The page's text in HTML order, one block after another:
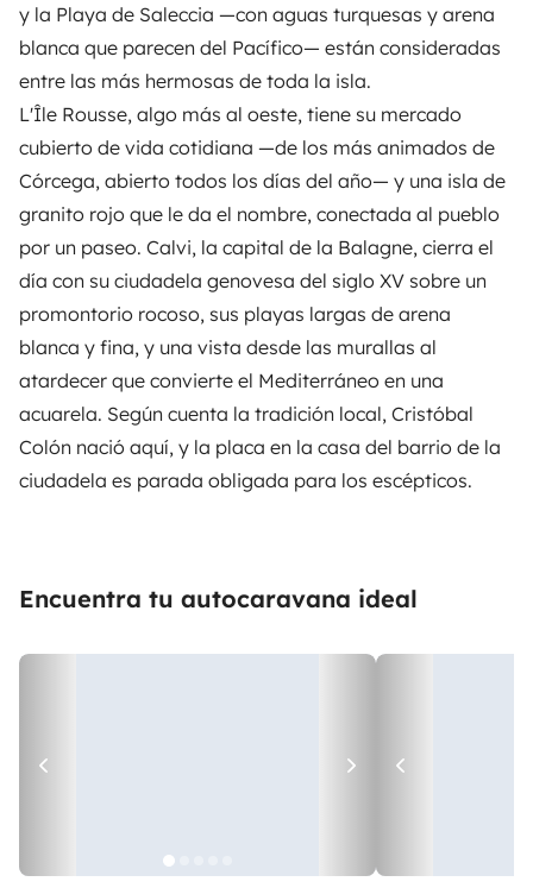
y la Playa de Saleccia —con aguas turquesas y arena
blanca que parecen del Pacífico— están consideradas
entre las más hermosas de toda la isla.
L'Île Rousse, algo más al oeste, tiene su mercado
cubierto de vida cotidiana —de los más animados de
Córcega, abierto todos los días del año— y una isla de
granito rojo que le da el nombre, conectada al pueblo
por un paseo. Calvi, la capital de la Balagne, cierra el
día con su ciudadela genovesa del siglo XV sobre un
promontorio rocoso, sus playas largas de arena
blanca y fina, y una vista desde las murallas al
atardecer que convierte el Mediterráneo en una
acuarela. Según cuenta la tradición local, Cristóbal
Colón nació aquí, y la placa en la casa del barrio de la
ciudadela es parada obligada para los escépticos.
Encuentra tu autocaravana ideal